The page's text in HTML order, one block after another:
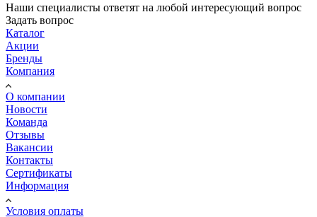
Наши специалисты ответят на любой интересующий вопрос
Задать вопрос
Каталог
Акции
Бренды
Компания
О компании
Новости
Команда
Отзывы
Вакансии
Контакты
Сертификаты
Информация
Условия оплаты